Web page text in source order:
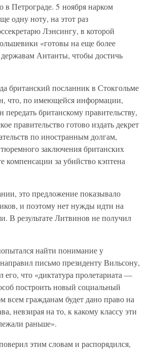
в Петрограде. 5 ноября нарком
одну ноту, на этот раз
Лэнсингу, в которой
«готовы на еще более
Антанты, чтобы достичь
британский посланник в Стокгольме
что, по имеющейся информации,
британскому правительству,
правительство готово издать декрет
по иностранным долгам,
заключения британских
компенсации за убийство кэптена
это предложение показывало
и поэтому нет нужды идти на
В результате Литвинов не получил
найти понимание у
письмо президенту Вильсону,
его, что «диктатура пролетариата —
построить новый социальный
всем гражданам будет дано право на
невзирая на то, к какому классу эти
раньше».
этим словам и распорядился,